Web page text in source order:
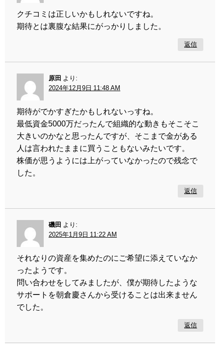
クチコミは正しいかもしれないですね。
期待とは裏腹な結果にがっかりしました。
返信
原田
より:
2024年12月9日 11:48 AM
期待がでかすぎたかもしれないっすね。
最低資金5000万だったんで組織的な動きもそこそこ
大きいのかなと思ったんですが、そこまで金がある
人は言われたままに買うこともないみたいです。
株価が思うようには上がっていなかったので残念で
した。
返信
磯田
より:
2025年1月9日 11:22 AM
それなりの資産を集めたのにご希望に添えていなか
ったようです。
問い合わせをしてみましたが、僕が期待したような
サポートを朝倉慶さんから受けることは出来ません
でした。
返信